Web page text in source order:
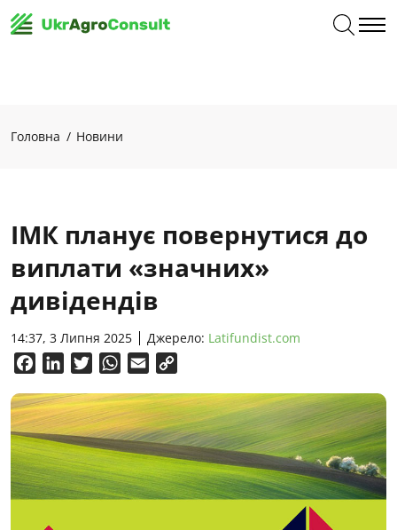
Головна Новини
ІМК планує повернутися до
виплати «значних»
дивідендів
14:37, 3 Липня 2025 Джерело: Latifundist.com
FacebookLinkedInTwitterWhatsApp
Email